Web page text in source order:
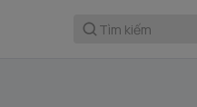
Tìm kiếm